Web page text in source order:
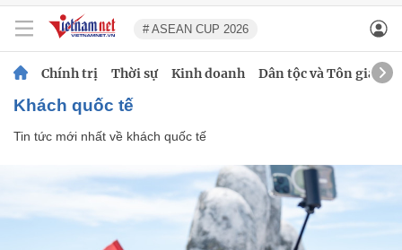
# ASEAN CUP 2026
Chính trị Thời sự Kinh doanh Dân tộc và Tôn giáo
khách quốc tế
Tin tức mới nhất về khách quốc tế